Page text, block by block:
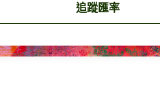
追蹤匯率